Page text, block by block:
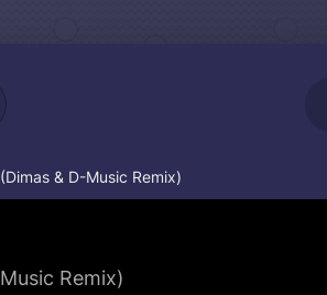
& D-Music Remix)
Remix)